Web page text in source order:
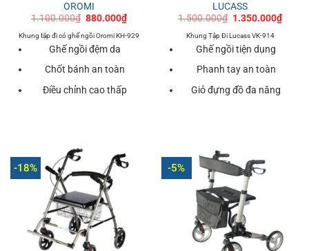
OROMI
1.100.000₫ Giá
là:
1.100.000₫.
880.000₫Giá
hiện
tại
880.000₫.
Khung tập đi có ghế ngồi Oromi KH-929
Ghế ngồi đệm da
Chốt bánh an toàn
Điều chỉnh cao thấp
LUCASS
1.500.000₫ Giá
là:
1.500.000₫.
1.350.000₫Giá
hiện
Khung Tập Đi Lucass VK-914
Ghế ngồi tiện dụng
Phanh tay an toàn
Giỏ đựng đồ đa năng
-18% -5%